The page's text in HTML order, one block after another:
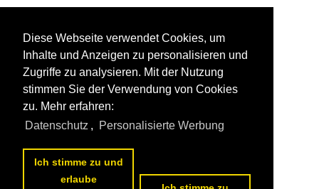
Diese Webseite verwendet Cookies, um
Inhalte und Anzeigen zu personalisieren und
Zugriffe zu analysieren. Mit der Nutzung
stimmen Sie der Verwendung von Cookies
zu. Mehr erfahren:
Datenschutz , Personalisierte Werbung
Ich stimme zu und
erlaube